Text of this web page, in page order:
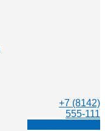
+7 (8142)
555-111